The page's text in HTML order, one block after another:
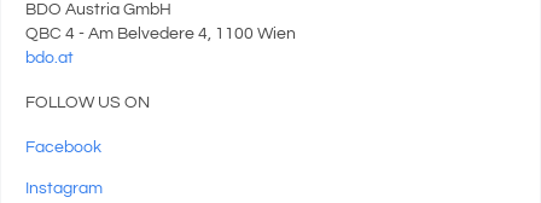
BDO Austria GmbH
QBC 4 - Am Belvedere 4, 1100 Wien
bdo.at
FOLLOW US ON
Facebook
Instagram